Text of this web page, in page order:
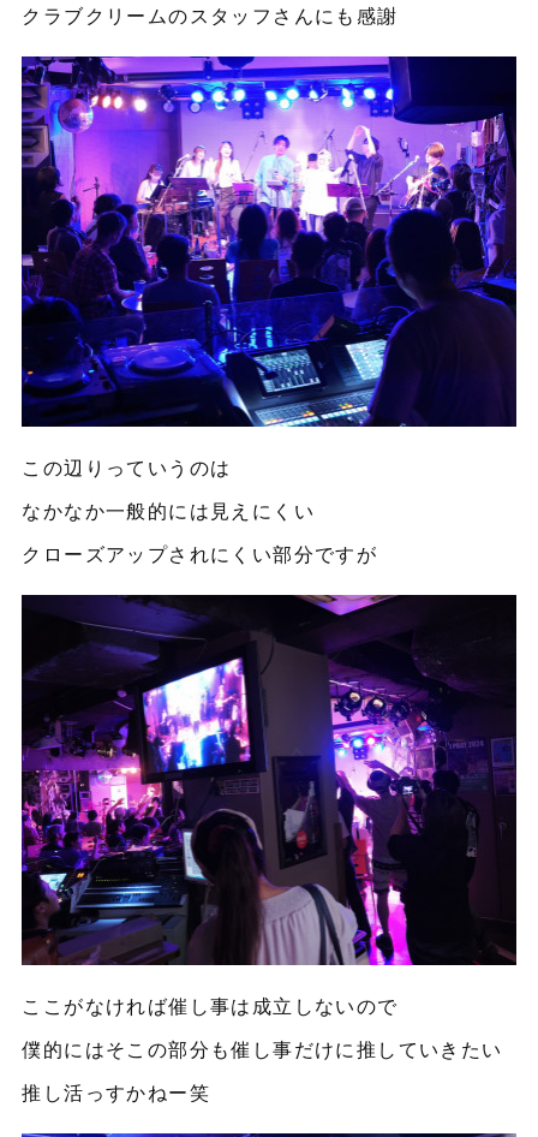
クラブクリームのスタッフさんにも感謝
この辺りっていうのは
なかなか一般的には見えにくい
クローズアップされにくい部分ですが
ここがなければ催し事は成立しないので
僕的にはそこの部分も催し事だけに推していきたい
推し活っすかねー笑